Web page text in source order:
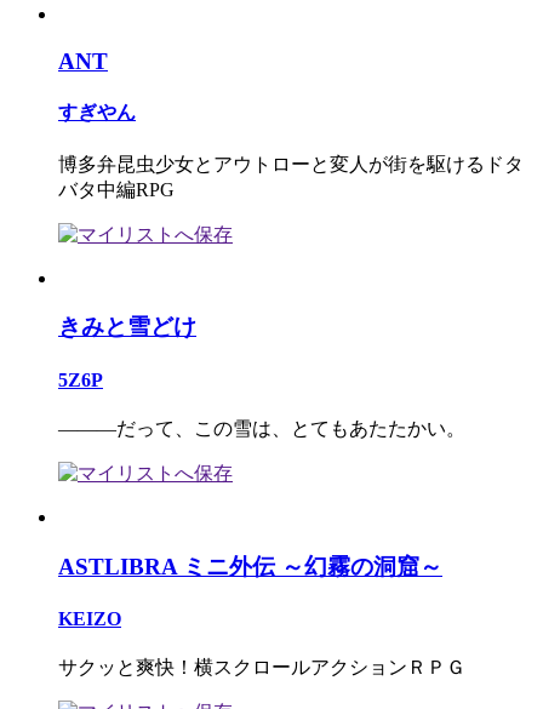
ANT
すぎやん
博多弁昆虫少女とアウトローと変人が街を駆けるドタ
バタ中編RPG
きみと雪どけ
5Z6P
―――だって、この雪は、とてもあたたかい。
ASTLIBRA ミニ外伝 ～幻霧の洞窟～
KEIZO
サクッと爽快！横スクロールアクションＲＰＧ